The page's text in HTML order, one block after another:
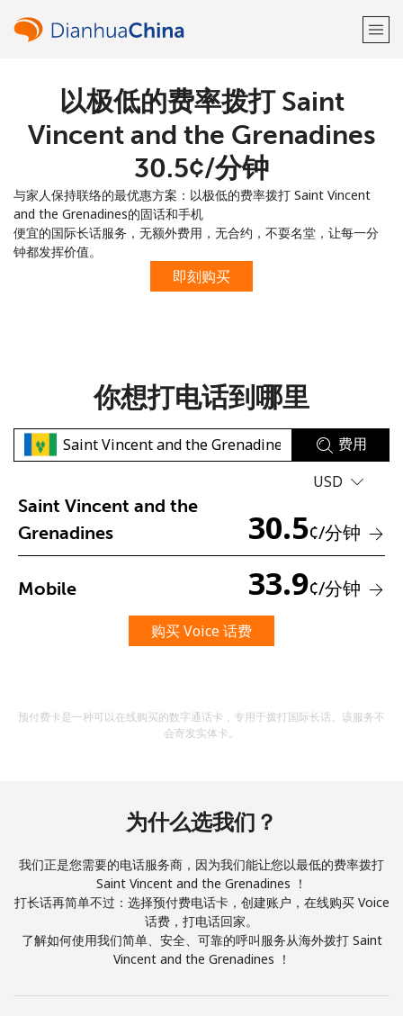
欢迎！
请登录 →
注册使用
未创建密码
至少 8 个字符
本人明白，在本网站开设账户，即代表本人同意这些
加入
你好！
以极低的费率拨打 Saint
Vincent and the Grenadines
⁦30.5¢⁩/分钟
与家人保持联络的最优惠方案：以极低的费率拨打 Saint Vincent
and the Grenadines的固话和手机
便宜的国际长话服务，无额外费用，无合约，不耍名堂，让每一分
钟都发挥价值。
即刻购买
你想打电话到哪里
费用
USD
Saint Vincent and the
Grenadines
30.5¢/分钟
Mobile 33.9¢/分钟
购买 Voice 话费
预付费卡是一种可以在线购买的数字通话卡，专用于拨打国际长话。该服务不
会寄发实体卡。
为什么选我们？
我们正是您需要的电话服务商，因为我们能让您以最低的费率拨打
Saint Vincent and the Grenadines ！
打长话再简单不过：选择预付费电话卡，创建账户，在线购买 Voice
话费，打电话回家。
了解如何使用我们简单、安全、可靠的呼叫服务从海外拨打 Saint
Vincent and the Grenadines ！